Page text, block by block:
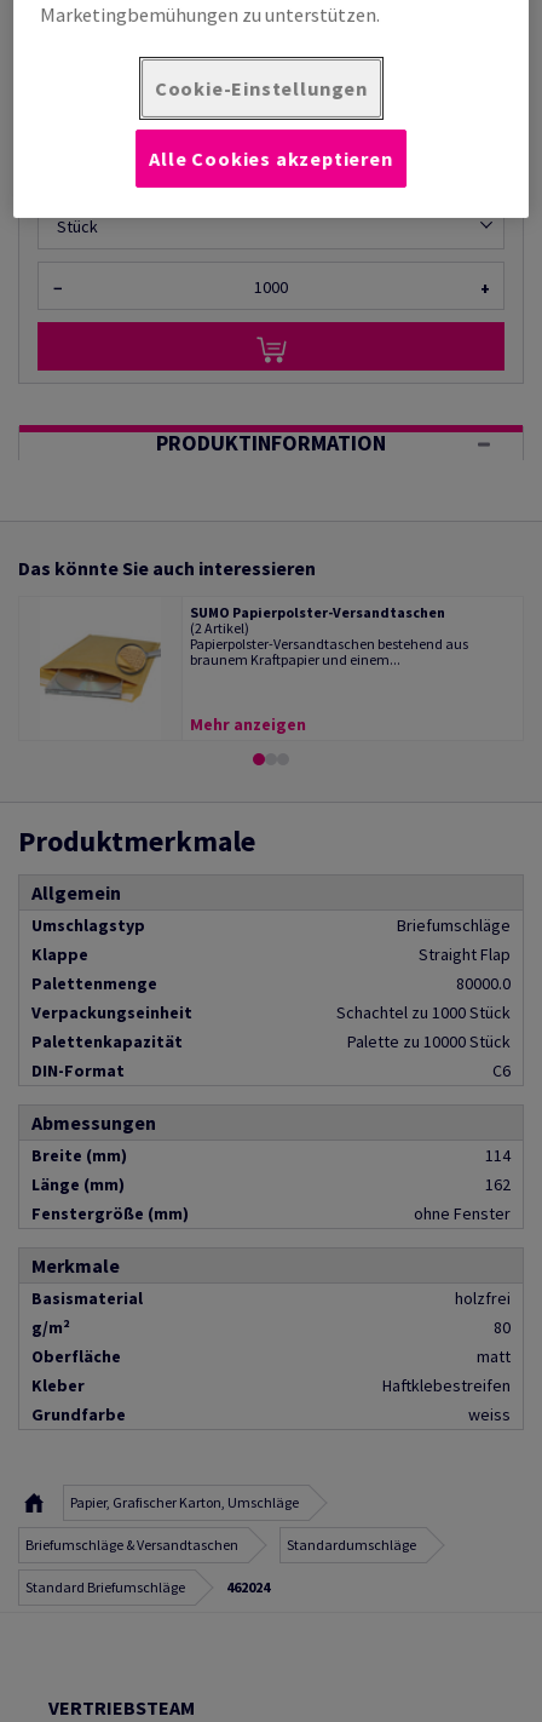
Mengeneinheiten
Stück
− +
PRODUKTINFORMATION
Das könnte Sie auch interessieren
SUMO Papierpolster-Versandtaschen
(2 Artikel)
Papierpolster-Versandtaschen bestehend aus
braunem Kraftpapier und einem...
Mehr anzeigen
Produktmerkmale
Allgemein
Umschlagstyp
Briefumschläge
Klappe
Straight Flap
Palettenmenge
80000.0
Verpackungseinheit
Schachtel zu 1000 Stück
Palettenkapazität
Palette zu 10000 Stück
DIN-Format
C6
Abmessungen
Breite (mm)
114
Länge (mm)
162
Fenstergröße (mm)
ohne Fenster
Merkmale
Basismaterial
holzfrei
g/m²
80
Oberfläche
matt
Kleber
Haftklebestreifen
Grundfarbe
weiss
Papier, Grafischer Karton, Umschläge
Briefumschläge & Versandtaschen Standardumschläge
Standard Briefumschläge 462024
VERTRIEBSTEAM
Marketingbemühungen zu unterstützen.
Cookie-Einstellungen
Alle Cookies akzeptieren